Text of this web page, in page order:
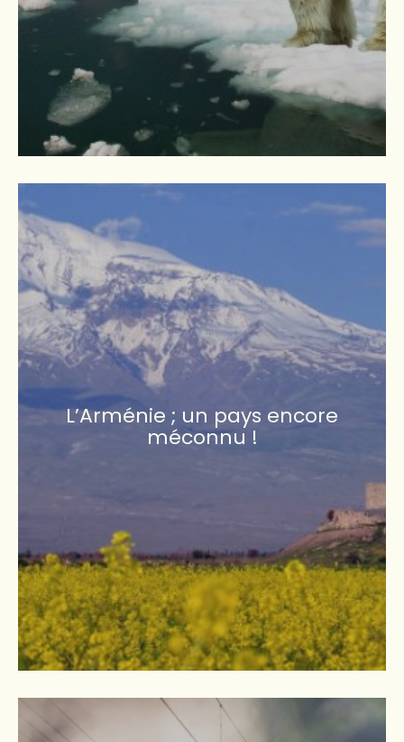
L’Arménie ; un pays encore
méconnu !